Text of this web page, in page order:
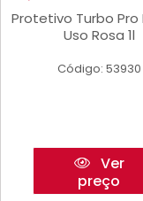
Protetivo Turbo Pro
Uso Rosa 1l
Código: 53930
Ver
preço